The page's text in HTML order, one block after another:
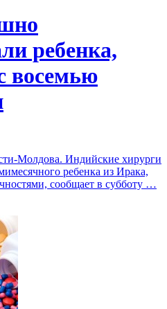
ребенка,
восемью
Молдова. Индийские хирурги
ребенка из Ирака,
сообщает в субботу …